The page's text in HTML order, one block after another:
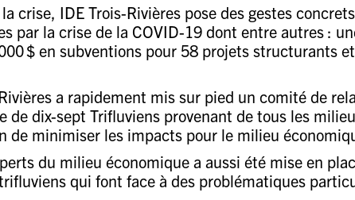
crise, IDE Trois-Rivières pose des gestes
par la crise de la COVID-19 dont entre autres :
$ en subventions pour 58 projets structurants
a rapidement mis sur pied un comité de
de dix-sept Trifluviens provenant de tous les
de minimiser les impacts pour le milieu
du milieu économique a aussi été mise en
qui font face à des problématiques